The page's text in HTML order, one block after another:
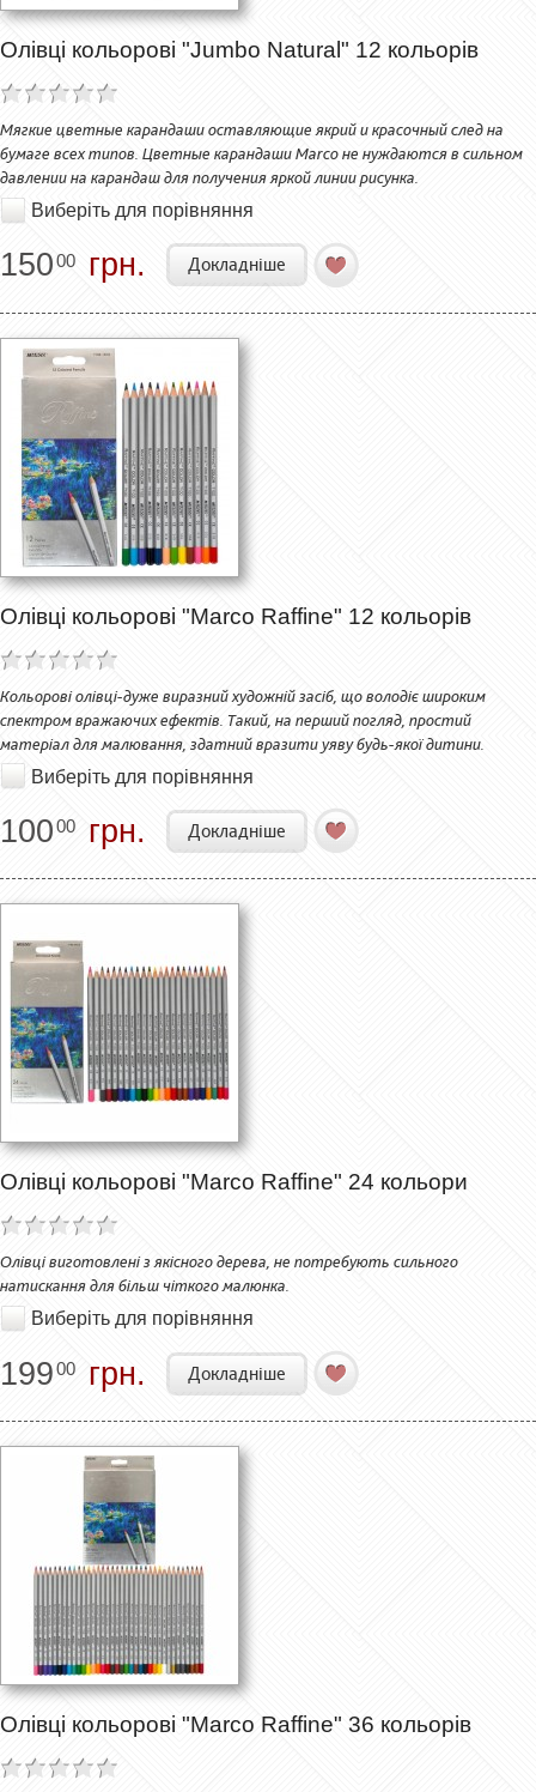
Олівці кольорові "Jumbo Natural" 12 кольорів
Мягкие цветные карандаши оставляющие якрий и красочный след на
бумаге всех типов. Цветные карандаши Marco не нуждаются в сильном
давлении на карандаш для получения яркой линии рисунка.
Виберіть для порівняння
15000 грн. Докладніше
Олівці кольорові "Marco Raffine" 12 кольорів
Кольорові олівці-дуже виразний художній засіб, що володіє широким
спектром вражаючих ефектів. Такий, на перший погляд, простий
матеріал для малювання, здатний вразити уяву будь-якої дитини.
Виберіть для порівняння
10000 грн. Докладніше
Олівці кольорові "Marco Raffine" 24 кольори
Олівці виготовлені з якісного дерева, не потребують сильного
натискання для більш чіткого малюнка.
Виберіть для порівняння
19900 грн. Докладніше
Олівці кольорові "Marco Raffine" 36 кольорів